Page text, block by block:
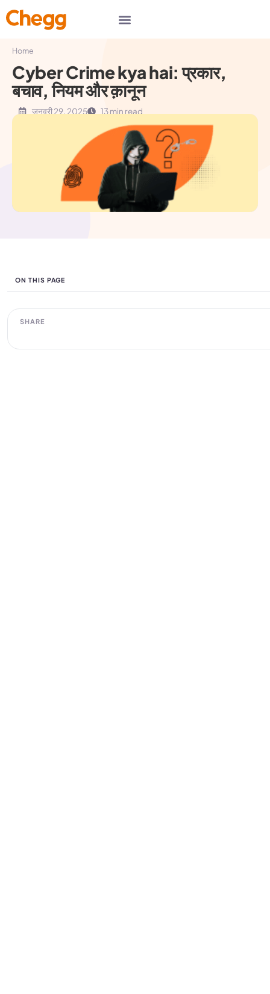
Home
Cyber Crime kya hai: प्रकार,
बचाव, नियम और क़ानून
जनवरी 29, 2025 13 min read
ON THIS PAGE
SHARE